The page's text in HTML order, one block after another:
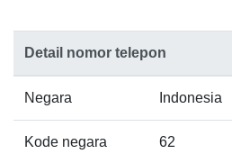
Detail nomor telepon
Negara Indonesia
Kode negara 62